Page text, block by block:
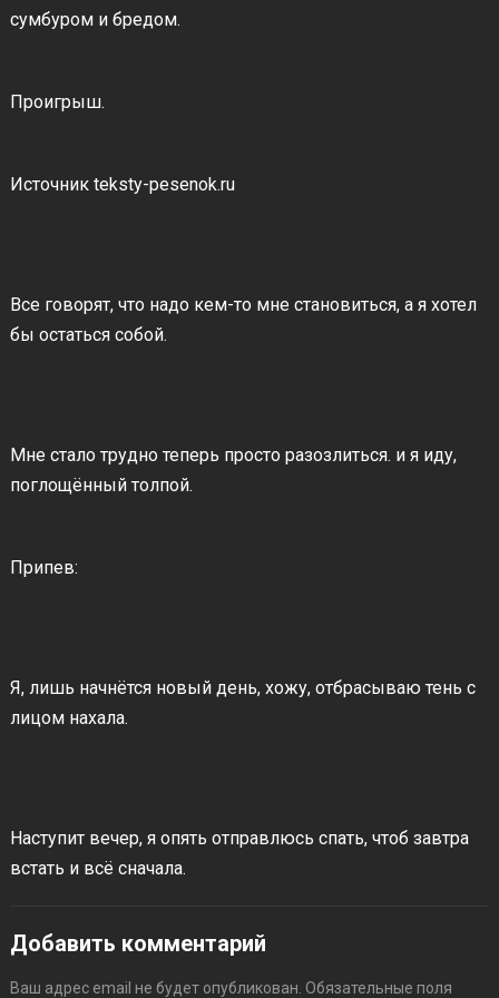
сумбуром и бредом.
Проигрыш.
Источник teksty-pesenok.ru
Все говорят, что надо кем-то мне становиться, а я хотел
бы остаться собой.
Мне стало трудно теперь просто разозлиться. и я иду,
поглощённый толпой.
Припев:
Я, лишь начнётся новый день, хожу, отбрасываю тень с
лицом нахала.
Наступит вечер, я опять отправлюсь спать, чтоб завтра
встать и всё сначала.
Добавить комментарий
Ваш адрес email не будет опубликован. Обязательные поля